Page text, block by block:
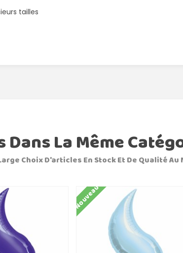
tailles
Dans La Même
Choix D'articles En Stock Et De Qualité
Nouveau